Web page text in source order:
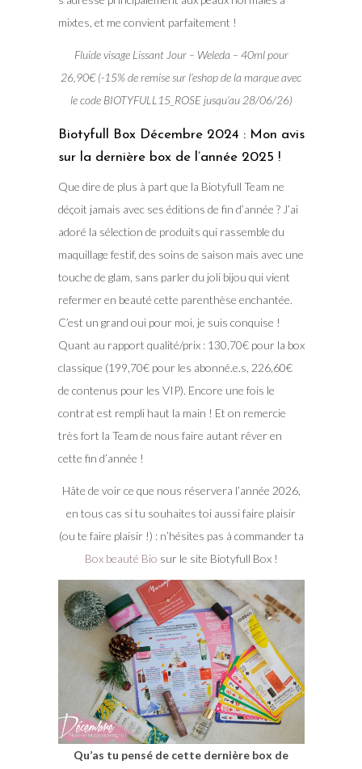
mixtes, et me convient parfaitement !
Fluide visage Lissant Jour – Weleda – 40ml pour
26,90€ (-15% de remise sur l’eshop de la marque avec
le code BIOTYFULL15_ROSE jusqu’au 28/06/26)
Biotyfull Box Décembre 2024 : Mon avis
sur la dernière box de l’année 2025 !
Que dire de plus à part que la Biotyfull Team ne
déçoit jamais avec ses éditions de fin d’année ? J’ai
adoré la sélection de produits qui rassemble du
maquillage festif, des soins de saison mais avec une
touche de glam, sans parler du joli bijou qui vient
refermer en beauté cette parenthèse enchantée.
C’est un grand oui pour moi, je suis conquise !
Quant au rapport qualité/prix : 130,70€ pour la box
classique (199,70€ pour les abonné.e.s, 226,60€
de contenus pour les VIP). Encore une fois le
contrat est rempli haut la main ! Et on remercie
très fort la Team de nous faire autant rêver en
cette fin d’année !
Hâte de voir ce que nous réservera l’année 2026,
en tous cas si tu souhaites toi aussi faire plaisir
(ou te faire plaisir !) : n’hésites pas à commander ta
Box beauté Bio sur le site Biotyfull Box !
Qu’as tu pensé de cette dernière box de